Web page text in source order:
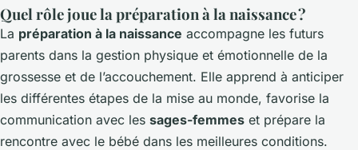
Quel rôle joue la préparation à la naissance ?
La préparation à la naissance accompagne les futurs
parents dans la gestion physique et émotionnelle de la
grossesse et de l’accouchement. Elle apprend à anticiper
les différentes étapes de la mise au monde, favorise la
communication avec les sages-femmes et prépare la
rencontre avec le bébé dans les meilleures conditions.